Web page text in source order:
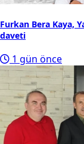
Furkan Bera Kaya,
daveti
1 gün önce